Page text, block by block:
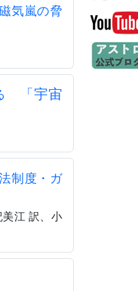
気嵐の脅
「宇宙
制度・ガ
江 訳、小